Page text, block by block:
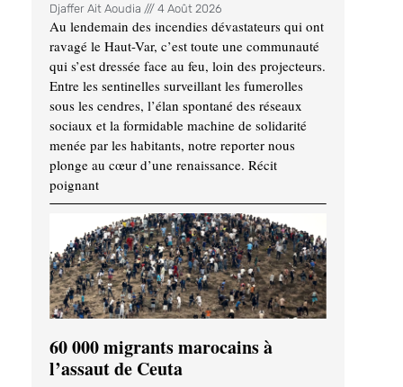
Djaffer Ait Aoudia 4 Août 2026
Au lendemain des incendies dévastateurs qui ont
ravagé le Haut-Var, c’est toute une communauté
qui s’est dressée face au feu, loin des projecteurs.
Entre les sentinelles surveillant les fumerolles
sous les cendres, l’élan spontané des réseaux
sociaux et la formidable machine de solidarité
menée par les habitants, notre reporter nous
plonge au cœur d’une renaissance. Récit
poignant
60 000 migrants marocains à
l’assaut de Ceuta